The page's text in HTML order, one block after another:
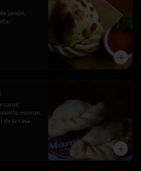
jamón,
carne
morrón,
de la casa.